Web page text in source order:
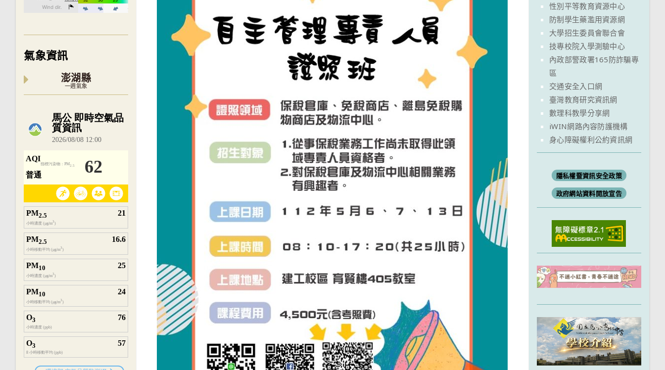
氣象資訊
澎湖縣
一週氣象
內嵌空氣品質小工具為視覺預覽，完整即時空氣品質資料請開啟馬公即時空氣品質資訊。
性別平等教育資源中心
防制學生藥濫用資源網
大學招生委員會聯合會
技專校院入學測驗中心
內政部警政署165防詐騙專
區
交通安全入口網
臺灣教育研究資訊網
數理科教學分享網
iWIN網路內容防護機構
身心障礙權利公約資訊網
隱私權暨資訊安全政策
政府網站資料開放宣告